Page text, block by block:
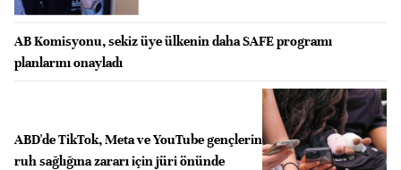
AB Komisyonu, sekiz üye ülkenin daha SAFE programı
planlarını onayladı
ABD'de TikTok, Meta ve YouTube gençlerin
ruh sağlığına zararı için jüri önünde